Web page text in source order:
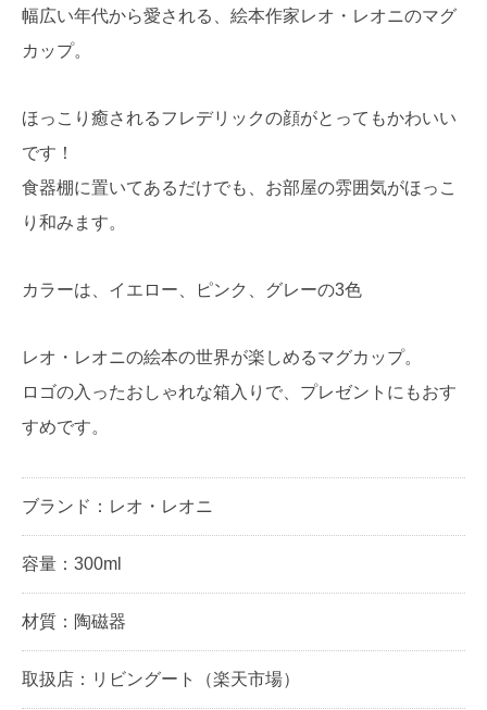
幅広い年代から愛される、絵本作家レオ・レオニのマグ
カップ。
ほっこり癒されるフレデリックの顔がとってもかわいい
です！
食器棚に置いてあるだけでも、お部屋の雰囲気がほっこ
り和みます。
カラーは、イエロー、ピンク、グレーの3色
レオ・レオニの絵本の世界が楽しめるマグカップ。
ロゴの入ったおしゃれな箱入りで、プレゼントにもおす
すめです。
ブランド：レオ・レオニ
容量：300ml
材質：陶磁器
取扱店：リビングート（楽天市場）